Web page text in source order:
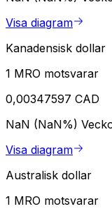
Visa diagram
Kanadensisk dollar
1 MRO motsvarar
0,00347597 CAD
NaN (NaN%)
Visa diagram
Australisk dollar
1 MRO motsvarar